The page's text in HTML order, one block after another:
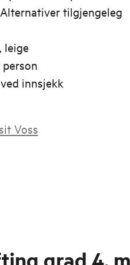
tilgjengeleg
leige
innsjekk
Voss